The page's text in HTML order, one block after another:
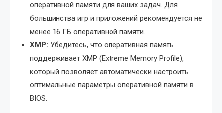
оперативной памяти для ваших задач. Для
большинства игр и приложений рекомендуется не
менее 16 ГБ оперативной памяти.
XMP: Убедитесь, что оперативная память
поддерживает XMP (Extreme Memory Profile),
который позволяет автоматически настроить
оптимальные параметры оперативной памяти в
BIOS.